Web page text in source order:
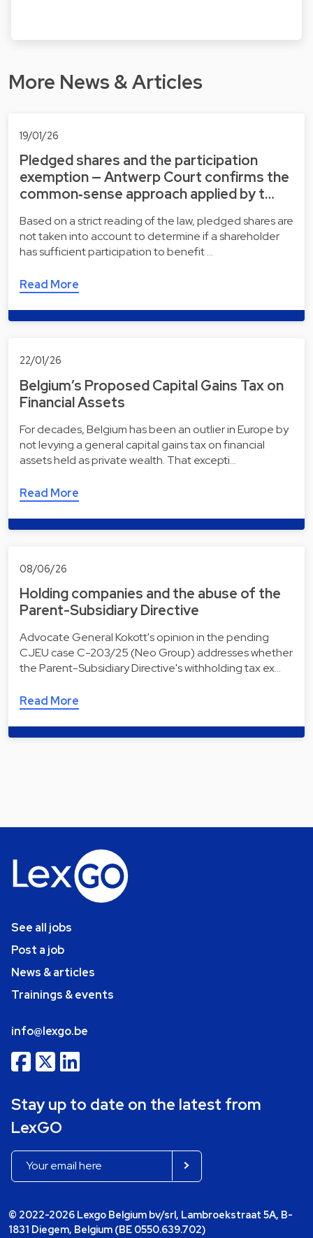
More News & Articles
19/01/26
Pledged shares and the participation
exemption — Antwerp Court confirms the
common‑sense approach applied by t…
Based on a strict reading of the law, pledged shares are
not taken into account to determine if a shareholder
has sufficient participation to benefit …
Read More
22/01/26
Belgium’s Proposed Capital Gains Tax on
Financial Assets
For decades, Belgium has been an outlier in Europe by
not levying a general capital gains tax on financial
assets held as private wealth. That excepti…
Read More
08/06/26
Holding companies and the abuse of the
Parent-Subsidiary Directive
Advocate General Kokott's opinion in the pending
CJEU case C-203/25 (Neo Group) addresses whether
the Parent-Subsidiary Directive's withholding tax ex…
Read More
See all jobs
Post a job
News & articles
Trainings & events
info@lexgo.be
Stay up to date on the latest from
LexGO
© 2022-2026 Lexgo Belgium bv/srl, Lambroekstraat 5A, B-
1831 Diegem, Belgium (BE 0550.639.702)